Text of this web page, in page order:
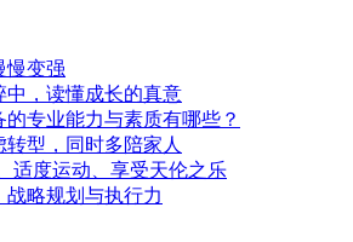
慢变强
中，读懂成长的真意
专业能力与素质有哪些？
型，同时多陪家人
适度运动、享受天伦之乐
略规划与执行力